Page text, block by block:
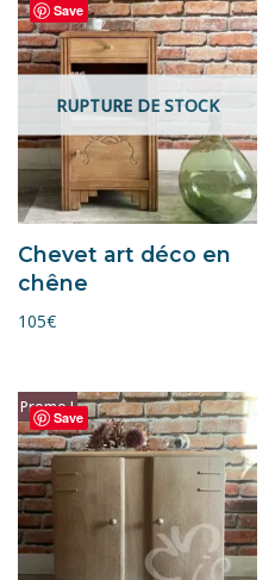
Save
RUPTURE DE STOCK
Chevet art déco en
chêne
105€
Save
Promo !